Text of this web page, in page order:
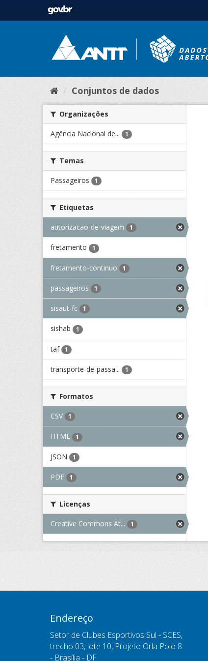
Conjuntos de dados
Organizações
Agência Nacional de... 1
Temas
Passageiros 1
Etiquetas
autorizacao-de-viagem 1
fretamento 1
fretamento-continuo 1
passageiros 1
sisaut-fc 1
sishab 1
taf 1
transporte-de-passa... 1
Formatos
CSV 1
HTML 1
JSON 1
PDF 1
Licenças
Creative Commons At... 1
Endereço
Setor de Clubes Esportivos Sul - SCES,
trecho 03, lote 10, Projeto Orla Polo 8
- Brasília - DF